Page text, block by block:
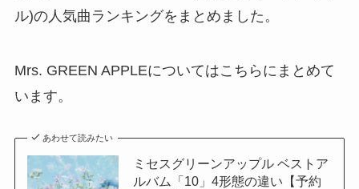
ル)の人気曲ランキングをまとめました。
Mrs. GREEN APPLEについてはこちらにまとめて
います。
あわせて読みたい
ミセスグリーンアップル ベストア
ルバム「10」4形態の違い【予約